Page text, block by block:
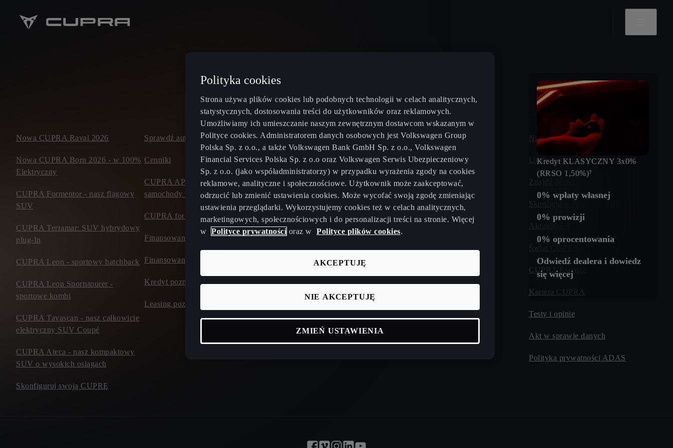
Nowa CUPRA Raval 2026
Nowa CUPRA Born 2026 - w 100%
Elektryczny
CUPRA Formentor - nasz flagowy
SUV
CUPRA Terramar: SUV hybrydowy
plug-In
CUPRA Leon - sportowy hatchback
CUPRA Leon Sportstourer -
sportowe kombi
CUPRA Tavascan - nasz całkowicie
elektryczny SUV Coupé
CUPRA Ateca - nasz kompaktowy
SUV o wysokich osiągach
Skonfiguruj swoją CUPRĘ
Sprawdź auta dostępne od ręki
Cenniki
CUPRA APPROVED certyfikowane
samochody używane
CUPRA for business
Finansowanie - klient indywidualny
Finansowanie - firma
Kredyt poznaj ofertę
Leasing poznaj ofertę
Oferty sezonowe
CUPRA Connect
CUPRA Care
CUPRA 4Service
Poradnik CUPRA
O elektromobilności
Kalkulator oszczędności
Kalkulator zasięgu
Ładowarki CUPRA
Napisz do nas
Umów się na jazdę próbną
Znajdź dealera
Skonfiguruj swoją CUPRĘ
Aktualności
Świat CUPRA
CUPRA Essence
Kariera CUPRA
Testy i opinie
Akt w sprawie danych
Polityka prywatności ADAS
Polityka cookies
Strona używa plików cookies lub podobnych technologii w celach analitycznych,
statystycznych, dostosowania treści do użytkowników oraz reklamowych.
Umożliwiamy ich umieszczanie naszym zewnętrznym dostawcom wskazanym w
Polityce cookies. Administratorem danych osobowych jest Volkswagen Group
Polska Sp. z o.o., a także Volkswagen Bank GmbH Sp. z o.o., Volkswagen
Financial Services Polska Sp. z o.o oraz Volkswagen Serwis Ubezpieczeniowy
Sp. z o.o. (jako współadministratorzy) w przypadku wyrażenia zgody na cookies
reklamowe, analityczne i społecznościowe. Użytkownik może zaakceptować,
odrzucić lub zmienić ustawienia cookies. Może wycofać swoją zgodę zmieniając
ustawienia przeglądarki. Wykorzystujemy cookies też w celach analitycznych,
marketingowych, społecznościowych i do personalizacji treści na stronie. Więcej
w Polityce prywatności oraz w Polityce plików cookies.
NIE AKCEPTUJĘ
AKCEPTUJĘ
ZMIEŃ USTAWIENIA
Kredyt KLASYCZNY 3x0%
(RRSO 1,50%)⁷
0% wpłaty własnej
0% prowizji
0% oprocentowania
Odwiedź dealera i dowiedz
się więcej